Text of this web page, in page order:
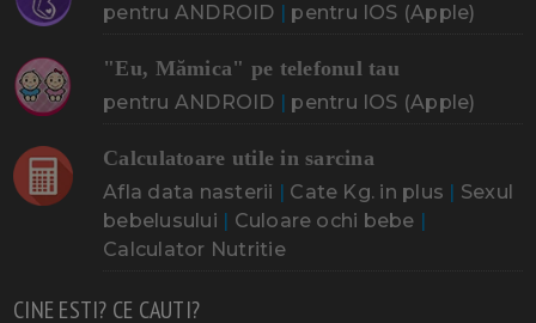
pentru ANDROID | pentru IOS (Apple)
"Eu, Mămica" pe telefonul tau
pentru ANDROID | pentru IOS (Apple)
Calculatoare utile in sarcina
Afla data nasterii | Cate Kg. in plus | Sexul
bebelusului | Culoare ochi bebe |
Calculator Nutritie
CINE ESTI? CE CAUTI?